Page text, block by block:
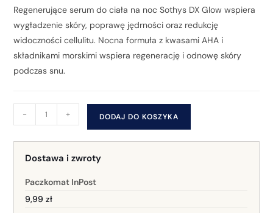
Regenerujące serum do ciała na noc Sothys DX Glow wspiera
wygładzenie skóry, poprawę jędrności oraz redukcję
widoczności cellulitu. Nocna formuła z kwasami AHA i
składnikami morskimi wspiera regenerację i odnowę skóry
podczas snu.
- + DODAJ DO KOSZYKA
Dostawa i zwroty
Paczkomat InPost
9,99 zł